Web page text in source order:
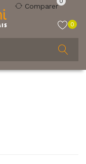
Comparer
0